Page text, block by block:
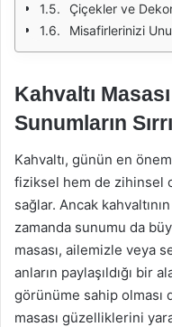
Çiçekler ve
Misafirlerinizi
Kahvaltı
Sunumların Sırrı
Kahvaltı, günün en
fiziksel hem de zihinsel
sağlar. Ancak
zamanda sunumu da
masası, ailemizle veya
anların paylaşıldığı bir
görünüme sahip olması
masası güzelliklerini